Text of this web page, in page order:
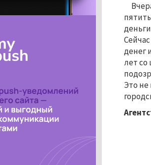
денег
лет
Это